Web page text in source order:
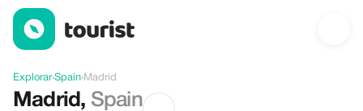
Descubra Madrid, Spain
Explorar›Spain›Madrid
Madrid , Spain